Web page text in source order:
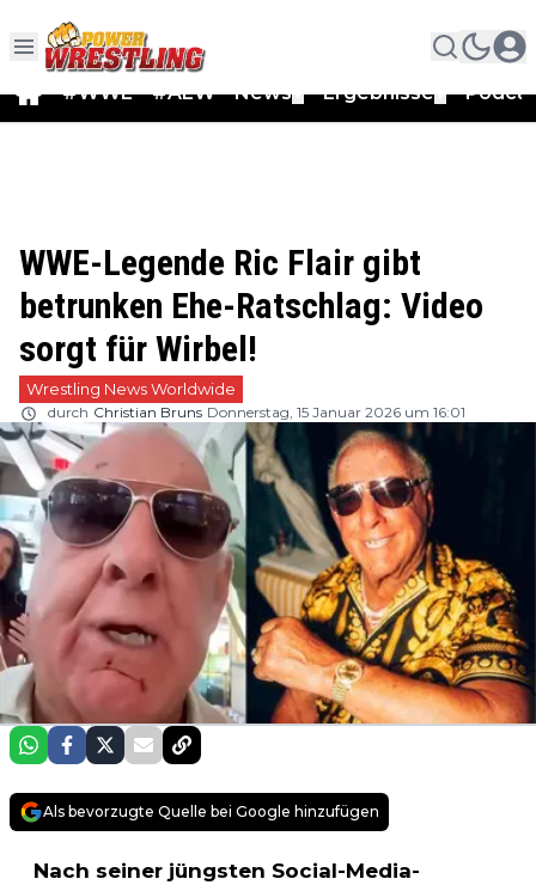
#WWE #AEW News Ergebnisse
WWE-Legende Ric Flair gibt
betrunken Ehe-Ratschlag: Video
sorgt für Wirbel!
Wrestling News Worldwide
durch Christian Bruns Donnerstag, 15 Januar 2026 um 16:01
Als bevorzugte Quelle bei Google hinzufügen
Nach seiner jüngsten Social-Media-